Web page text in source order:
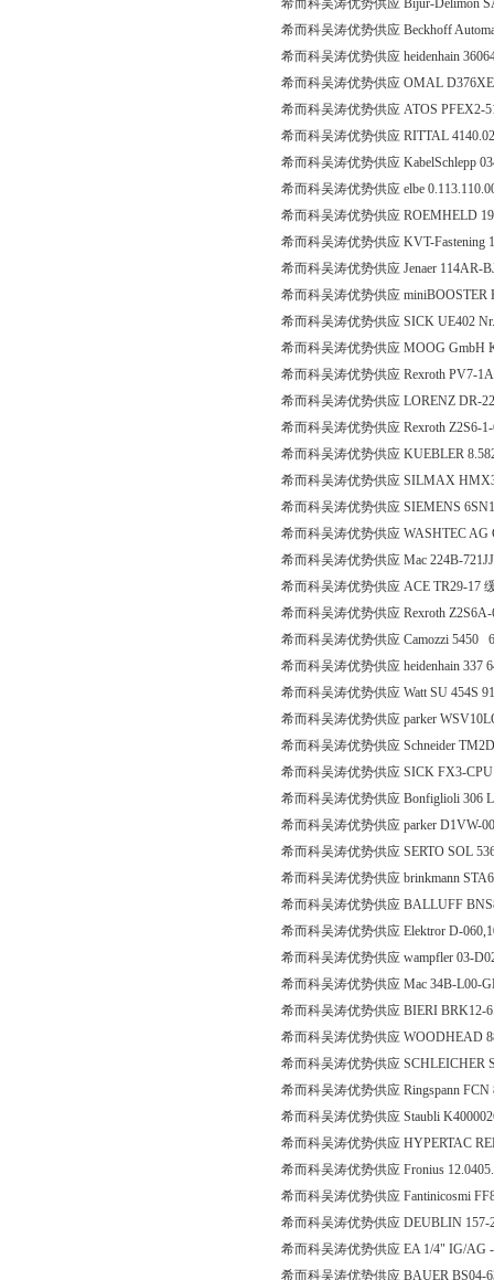
希而科吴涛优势供应 Bijur-Delimon
希而科吴涛优势供应 Beckhoff
希而科吴涛优势供应 heidenhain
希而科吴涛优势供应 OMAL
希而科吴涛优势供应 ATOS PFEX2-
希而科吴涛优势供应 RITTAL
希而科吴涛优势供应 KabelSchlepp
希而科吴涛优势供应 elbe
希而科吴涛优势供应 ROEMHELD
希而科吴涛优势供应 KVT-Fastening
希而科吴涛优势供应 Jenaer 114AR-
希而科吴涛优势供应 miniBOOSTER
希而科吴涛优势供应 SICK UE402
希而科吴涛优势供应 MOOG GmbH
希而科吴涛优势供应 Rexroth PV7-
希而科吴涛优势供应 LORENZ DR-
希而科吴涛优势供应 Rexroth Z2S6-
希而科吴涛优势供应 KUEBLER
希而科吴涛优势供应 SILMAX
希而科吴涛优势供应 SIEMENS
希而科吴涛优势供应 WASHTEC AG
希而科吴涛优势供应 Mac 224B-
希而科吴涛优势供应 ACE TR29-17
希而科吴涛优势供应 Rexroth
希而科吴涛优势供应 Camozzi 5450
希而科吴涛优势供应 heidenhain 337
希而科吴涛优势供应 Watt SU 454S
希而科吴涛优势供应 parker
希而科吴涛优势供应 Schneider
希而科吴涛优势供应 SICK FX3-
希而科吴涛优势供应 Bonfiglioli 306
希而科吴涛优势供应 parker D1VW-
希而科吴涛优势供应 SERTO SOL
希而科吴涛优势供应 brinkmann
希而科吴涛优势供应 BALLUFF
希而科吴涛优势供应 Elektror D-
希而科吴涛优势供应 wampfler 03-
希而科吴涛优势供应 Mac 34B-L00-
希而科吴涛优势供应 BIERI BRK12-
希而科吴涛优势供应 WOODHEAD
希而科吴涛优势供应 SCHLEICHER
希而科吴涛优势供应 Ringspann
希而科吴涛优势供应 Staubli
希而科吴涛优势供应 HYPERTAC
希而科吴涛优势供应 Fronius
希而科吴涛优势供应 Fantinicosmi
希而科吴涛优势供应 DEUBLIN 157-
希而科吴涛优势供应 EA 1/4" IG/AG
希而科吴涛优势供应 BAUER BS04-